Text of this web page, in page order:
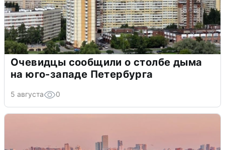
Очевидцы сообщили о столбе дыма
на юго-западе Петербурга
5 августа 0